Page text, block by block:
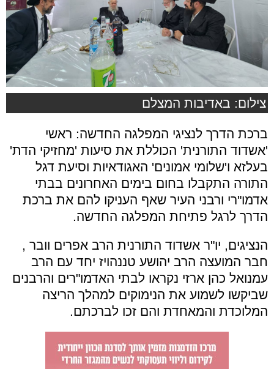
צילום: באדיבות המצלם
ברכת הדרך לנציגי המפלגה החדשה: ראשי
'אשדוד התורנית' הכוללת את סיעות 'מחזיקי הדת'
בעלזא ו'שלומי אמונים' האגודאיות וסיעת דגל
התורה התקבלו בחום בימים האחרונים בבתי
אדמו"רי ורבני העיר שאף העניקו להם את ברכת
הדרך לרגל פתיחת המפלגה החדשה.
הנציגים, יו"ר אשדוד התורנית הרב אפרים וובר ,
חבר המועצה הרב יהושע טננהויז יחד עם הרב
עמנואל כהן ארזי נקראו לבתי האדמו"רים והרבנים
שביקשו לשמוע את הנימוקים למהלך הריצה
המלוכדת והמאחדת והם זכו לברכתם.